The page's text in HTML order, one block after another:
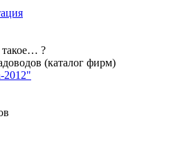
такое… ?
(каталог фирм)
2012"